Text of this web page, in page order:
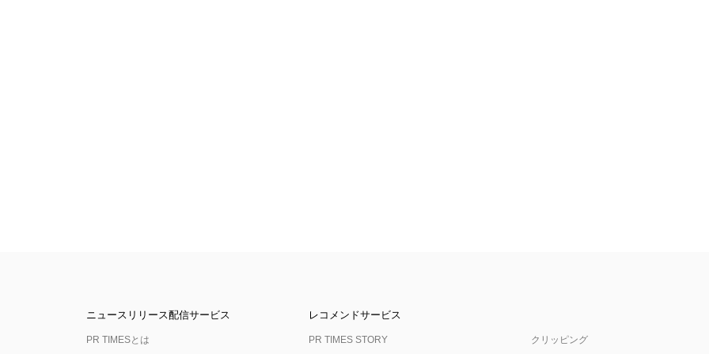
ニュースリリース配信サービス
PR TIMESとは
レコメンドサービス
PR TIMES STORY クリッピング